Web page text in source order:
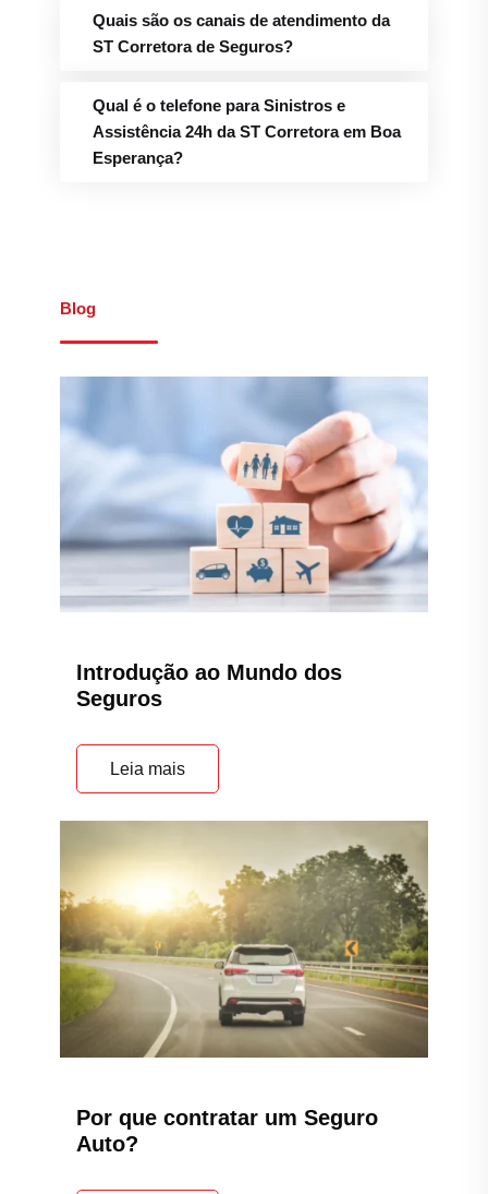
Quais são os canais de atendimento da
ST Corretora de Seguros?
Qual é o telefone para Sinistros e
Assistência 24h da ST Corretora em Boa
Esperança?
Blog
Introdução ao Mundo dos
Seguros
Leia mais
Por que contratar um Seguro
Auto?